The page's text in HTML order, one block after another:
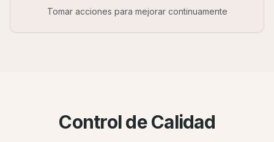
Tomar acciones para mejorar continuamente
Control de Calidad